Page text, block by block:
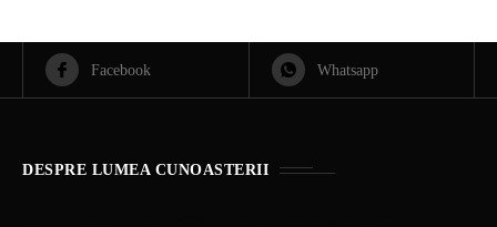
Facebook Whatsapp
DESPRE LUMEA CUNOASTERII